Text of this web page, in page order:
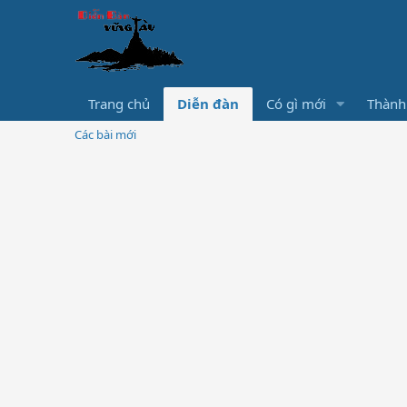
Trang chủ Diễn đàn Có gì mới
Các bài mới